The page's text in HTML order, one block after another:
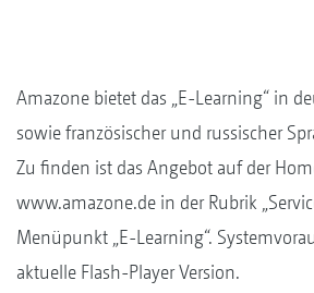
Amazone bietet das „E-Learning“ in
sowie französischer und russischer
Zu finden ist das Angebot auf der
www.amazone.de in der Rubrik
Menüpunkt „E-Learning“.
aktuelle Flash-Player Version.